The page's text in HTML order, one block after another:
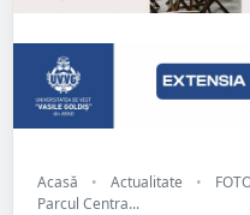
Acasă • Actualitate •
Parcul Centra...